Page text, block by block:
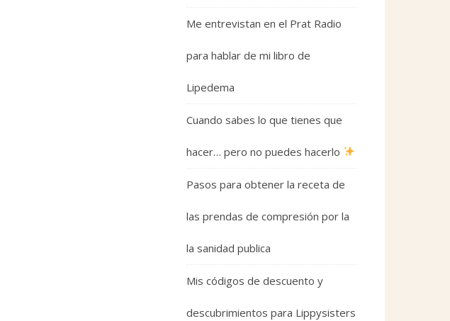
Me entrevistan en el Prat Radio
para hablar de mi libro de
Lipedema
Cuando sabes lo que tienes que
hacer… pero no puedes hacerlo
Pasos para obtener la receta de
las prendas de compresión por la
la sanidad publica
Mis códigos de descuento y
descubrimientos para Lippysisters